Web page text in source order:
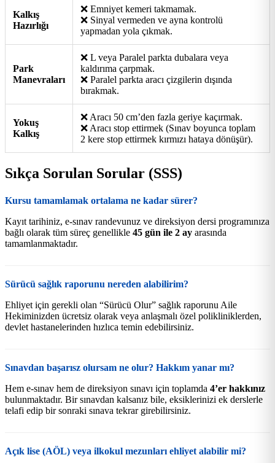
Kalkış
Hazırlığı
❌ Emniyet kemeri takmamak.
❌ Sinyal vermeden ve ayna kontrolü
yapmadan yola çıkmak.
Park
Manevraları
❌ L veya Paralel parkta dubalara veya
kaldırıma çarpmak.
❌ Paralel parkta aracı çizgilerin dışında
bırakmak.
Yokuş
Kalkış
❌ Aracı 50 cm’den fazla geriye kaçırmak.
❌ Aracı stop ettirmek (Sınav boyunca toplam
2 kere stop ettirmek kırmızı hataya dönüşür).
Sıkça Sorulan Sorular (SSS)
Kursu tamamlamak ortalama ne kadar sürer?
Kayıt tarihiniz, e-sınav randevunuz ve direksiyon dersi programınıza
bağlı olarak tüm süreç genellikle 45 gün ile 2 ay arasında
tamamlanmaktadır.
Sürücü sağlık raporunu nereden alabilirim?
Ehliyet için gerekli olan “Sürücü Olur” sağlık raporunu Aile
Hekiminizden ücretsiz olarak veya anlaşmalı özel polikliniklerden,
devlet hastanelerinden hızlıca temin edebilirsiniz.
Sınavdan başarısz olursam ne olur? Hakkım yanar mı?
Hem e-sınav hem de direksiyon sınavı için toplamda 4’er hakkınız
bulunmaktadır. Bir sınavdan kalsanız bile, eksiklerinizi ek derslerle
telafi edip bir sonraki sınava tekrar girebilirsiniz.
Açık lise (AÖL) veya ilkokul mezunları ehliyet alabilir mi?